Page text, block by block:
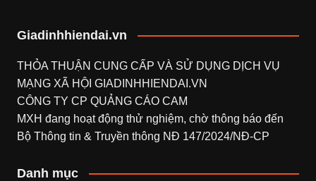
Giadinhhiendai.vn
THỎA THUẬN CUNG CẤP VÀ SỬ DỤNG DỊCH VỤ
MẠNG XÃ HỘI GIADINHHIENDAI.VN
CÔNG TY CP QUẢNG CÁO CAM
MXH đang hoạt động thử nghiệm, chờ thông báo đến
Bộ Thông tin & Truyền thông NĐ 147/2024/NĐ-CP
Danh mục